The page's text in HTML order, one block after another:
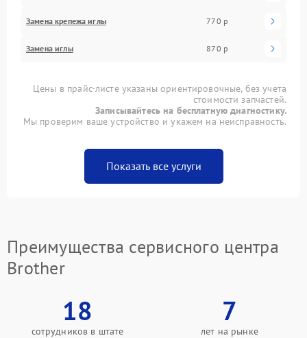
Замена крепежа иглы 770 р
Замена иглы 870 р
Цены в прайс-листе указаны ориентировочные, без учета
стоимости запчастей.
Записывайтесь на бесплатную диагностику.
Мы проверим ваше устройство и укажем на неисправность.
Показать все услуги
Преимущества сервисного центра
Brother
18
сотрудников в штате
7
лет на рынке